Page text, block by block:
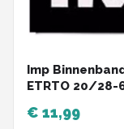
Imp
ETRTO 20/28-
€ 11,99